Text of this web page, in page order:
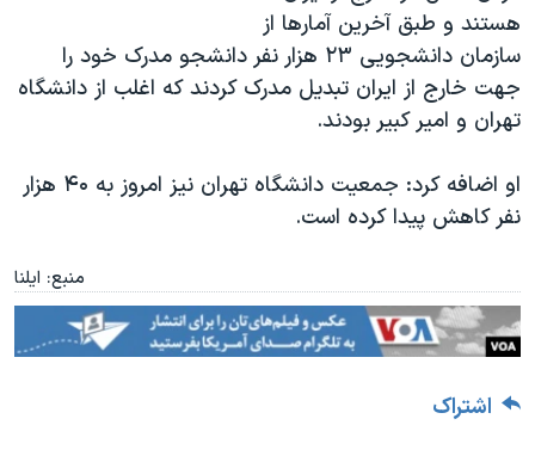
هستند و طبق آخرین آمارها از
سازمان دانشجویی ۲۳ هزار نفر دانشجو مدرک خود را
جهت خارج از ایران تبدیل مدرک کردند که اغلب از دانشگاه
تهران و امیر کبیر بودند.
او اضافه کرد: جمعیت دانشگاه تهران نیز امروز به ۴۰ هزار
نفر کاهش پیدا کرده است.
منبع: ایلنا
اشتراک